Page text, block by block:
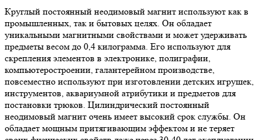
Круглый постоянный неодимовый магнит используют как в
промышленных, так и бытовых целях. Он обладает
уникальными магнитными свойствами и может удерживать
предметы весом до 0,4 килограмма. Его используют для
скрепления элементов в электронике, полиграфии,
компьютеростроении, галантерейном производстве,
повсеместно используют при изготовлении детских игрушек,
инструментов, аквариумной атрибутики и предметов для
постановки трюков. Цилиндрический постоянный
неодимовый магнит очень имеет высокий срок службы. Он
обладает мощным притягивающим эффектом и не теряет